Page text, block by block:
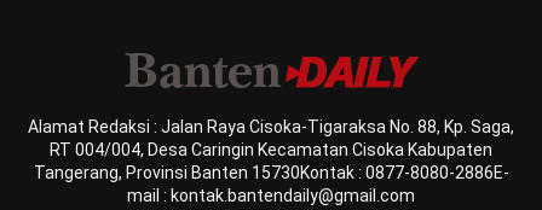
Alamat Redaksi : Jalan Raya Cisoka-Tigaraksa No. 88, Kp. Saga,
RT 004/004, Desa Caringin Kecamatan Cisoka Kabupaten
Tangerang, Provinsi Banten 15730Kontak : 0877-8080-2886E-
mail : kontak.bantendaily@gmail.com